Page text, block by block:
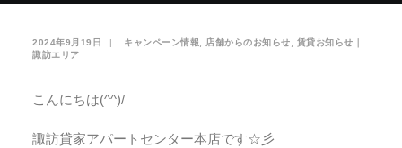
2024年9月19日 | キャンペーン情報 店舗からのお知らせ
賃貸お知らせ｜
諏訪エリア
こんにちは(^^)/
諏訪貸家アパートセンター本店です☆彡